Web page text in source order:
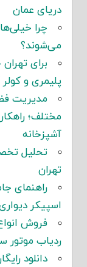
دریای عمان
چرا
می‌شوند؟
برای
پلیمری و
مدیریت
مختلف؛
آشپزخانه
تحلیل
تهران
راهنمای
اسپیکر
فروش
ردیاب